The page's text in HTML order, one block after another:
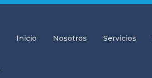
Inicio Nosotros Servicios